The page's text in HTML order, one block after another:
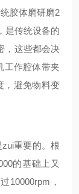
胶体磨研磨2
是传统设备的
，这些都会决
工作腔体带夹
，避免物料变
重要的。 根
的基础上又
10000rpm，